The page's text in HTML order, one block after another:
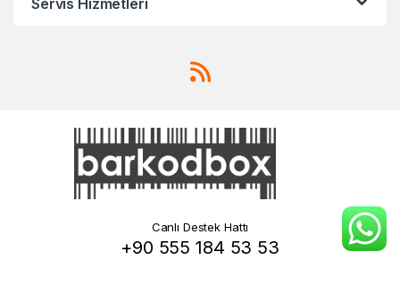
Servis Hizmetleri
Canlı Destek Hattı
+90 555 184 53 53